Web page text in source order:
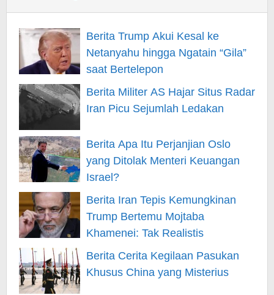
Berita Trump Akui Kesal ke
Netanyahu hingga Ngatain “Gila”
saat Bertelepon
Berita Militer AS Hajar Situs Radar
Iran Picu Sejumlah Ledakan
Berita Apa Itu Perjanjian Oslo
yang Ditolak Menteri Keuangan
Israel?
Berita Iran Tepis Kemungkinan
Trump Bertemu Mojtaba
Khamenei: Tak Realistis
Berita Cerita Kegilaan Pasukan
Khusus China yang Misterius